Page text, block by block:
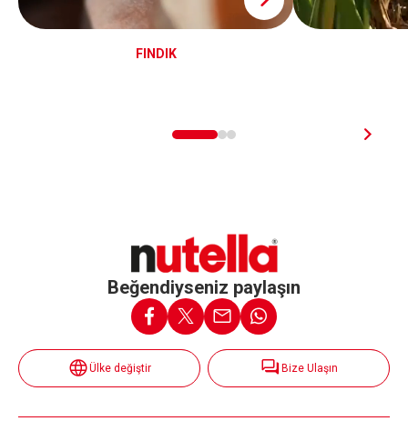
FINDIK
Beğendiyseniz paylaşın
Ülke değiştir Bize Ulaşın